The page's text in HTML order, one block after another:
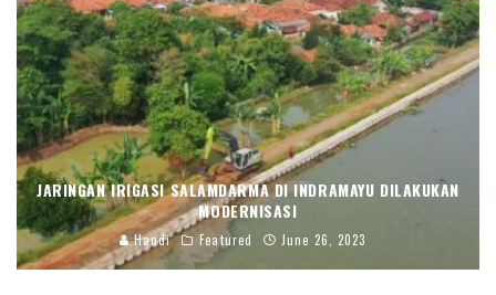
JARINGAN IRIGASI SALAMDARMA DI INDRAMAYU DILAKUKAN
MODERNISASI
Handi Featured June 26, 2023